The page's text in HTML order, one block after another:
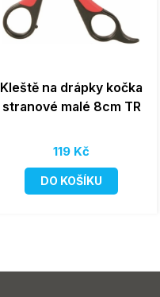
Kleště na drápky kočka
stranové malé 8cm TR
119 Kč
DO KOŠÍKU